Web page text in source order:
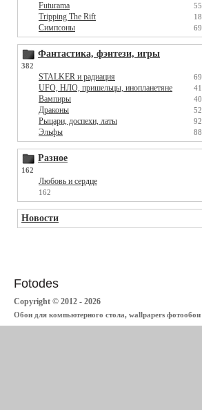
Futurama 55
Tripping The Rift 18
Симпсоны 69
Фантастика, фэнтези, игры
382
STALKER и радиация 69
UFO, НЛО, пришельцы, инопланетяне 41
Вампиры 40
Драконы 52
Рыцари, доспехи, латы 92
Эльфы 88
Разное
162
Любовь и сердце
162
Новости
Fotodes
Copyright © 2012 - 2026
Обои для компьютерного стола, wallpapers фотообои